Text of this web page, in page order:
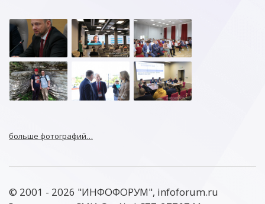
больше фотографий…
© 2001 - 2026 "ИНФОФОРУМ", infoforum.ru